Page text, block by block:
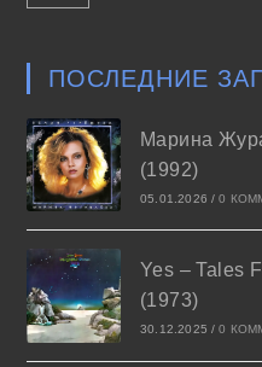
ПОСЛЕДНИЕ
Марина
(1992)
05.01.2026 / 0
Yes – Tales
(1973)
30.12.2025 / 0